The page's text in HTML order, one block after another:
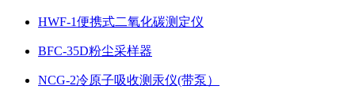
HWF-1便携式二氧化碳测定仪
BFC-35D粉尘采样器
NCG-2冷原子吸收测汞仪(带泵）